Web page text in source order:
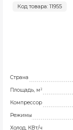
Код товара: 11955
Страна
Площадь, м²
Компрессор
Режимы
Холод, КВт/ч